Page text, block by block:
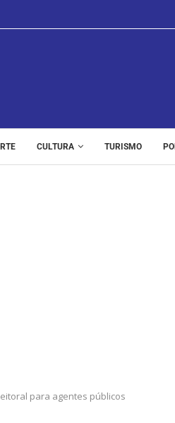
CULTURA TURISMO
para agentes públicos